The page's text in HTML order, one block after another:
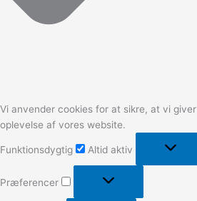
Vi anvender cookies for at sikre, at vi
oplevelse af vores website.
Funktionsdygtig Altid aktiv
Præferencer